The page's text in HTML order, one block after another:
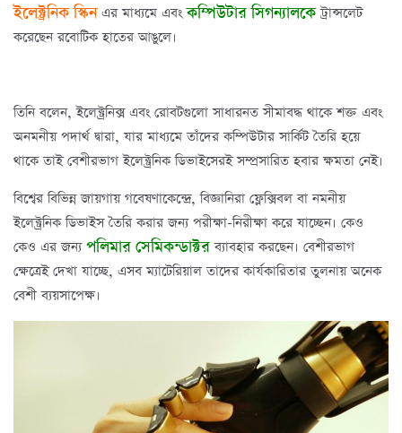
ইলেক্ট্রনিক স্কিনএর মাধ্যমে এবংকম্পিউটার সিগন্যালকেট্রান্সলেট
করেছেন রবোটিক হাতের আঙুলে।
তিনি বলেন, ইলেক্ট্রনিক্স এবং রোবটগুলো সাধারনত সীমাবদ্ধ থাকে শক্ত এবং
অনমনীয় পদার্থ দ্বারা, যার মাধ্যমে তাঁদের কম্পিউটার সার্কিট তৈরি হয়ে
থাকে তাই বেশীরভাগ ইলেক্ট্রনিক ডিভাইসেরই সম্প্রসারিত হবার ক্ষমতা নেই।
বিশ্বের বিভিন্ন জায়গায় গবেষণাকেন্দ্রে, বিজ্ঞানিরা ফ্লেক্সিবল বা নমনীয়
ইলেক্ট্রনিক ডিভাইস তৈরি করার জন্য পরীক্ষা-নিরীক্ষা করে যাচ্ছেন। কেও
কেও এর জন্যপলিমার সেমিকন্ডাক্টরব্যাবহার করছেন। বেশীরভাগ
ক্ষেত্রেই দেখা যাচ্ছে, এসব ম্যাটেরিয়াল তাদের কার্যকারিতার তুলনায় অনেক
বেশী ব্যয়সাপেক্ষ।